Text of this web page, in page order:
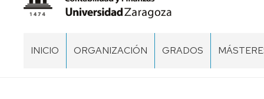
INICIO ORGANIZACIÓN GRADOS